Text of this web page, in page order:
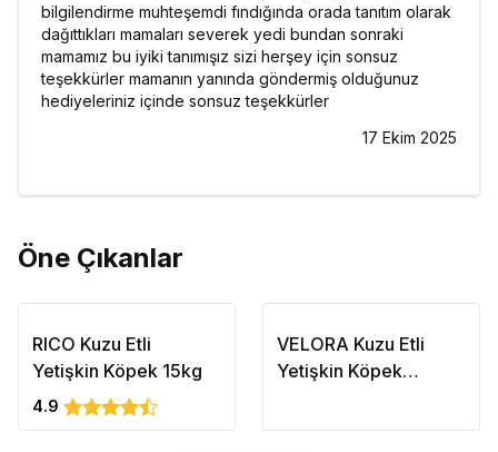
bilgilendirme muhteşemdi fındığında orada tanıtım olarak
dağıttıkları mamaları severek yedi bundan sonraki
mamamız bu iyiki tanımışız sizi herşey için sonsuz
teşekkürler mamanın yanında göndermiş olduğunuz
hediyeleriniz içinde sonsuz teşekkürler
17 Ekim 2025
Öne Çıkanlar
RICO Kuzu Etli
Yetişkin Köpek 15kg
4.9
VELORA Kuzu Etli
Yetişkin Köpek